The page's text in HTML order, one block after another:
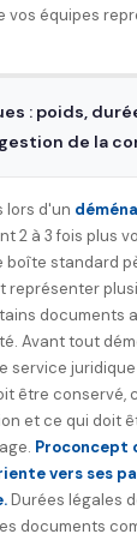
vos équipes
: poids,
de la
lors d'un
2 à 3 fois plus
boîte standard
représenter
documents
Avant tout
service
être conservé,
et ce qui doit
Proconcept
vers ses
Durées légales
documents